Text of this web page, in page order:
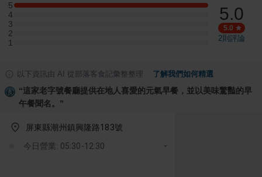
5
5 星：1 則評論
4
4 星：0 則評論
3
3 星：0 則評論
2
2 星：0 則評論
1
1 星：0 則評論
5.0
5.0
2則評論
以下資訊由 AI 從部落客食記彙整整理 了解我們如何精選
“這家老字號餐廳提供在地人喜愛的元氣早餐，並以美味驚豔的早
午餐聞名。 ”
屏東縣潮州鎮興隆路183號
今日營業: 05:30-12:30